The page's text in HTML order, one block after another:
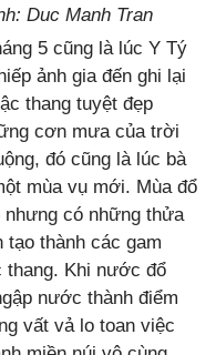
Duc Manh Tran
5 cũng là lúc Y Tý
ảnh gia đến ghi lại
thang tuyệt đẹp
cơn mưa của trời
đó cũng là lúc bà
mùa vụ mới. Mùa đổ
có những thửa
thành các gam
thang. Khi nước đổ
nước thành điểm
vất vả lo toan việc